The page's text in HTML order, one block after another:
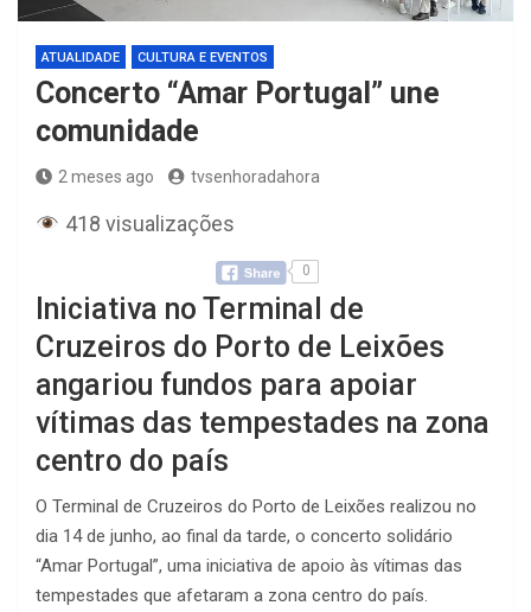
ATUALIDADE CULTURA E EVENTOS
Concerto “Amar Portugal” une
comunidade
2 meses ago tvsenhoradahora
418 visualizações
0
Iniciativa no Terminal de
Cruzeiros do Porto de Leixões
angariou fundos para apoiar
vítimas das tempestades na zona
centro do país
O Terminal de Cruzeiros do Porto de Leixões realizou no
dia 14 de junho, ao final da tarde, o concerto solidário
“Amar Portugal”, uma iniciativa de apoio às vítimas das
tempestades que afetaram a zona centro do país.